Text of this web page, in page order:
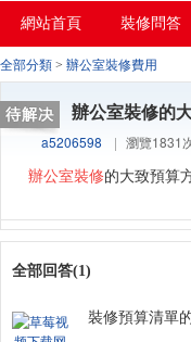
網站首頁 裝修問答
全部分類 > 辦公室裝修費用
辦公室裝修的大
a5206598
| 瀏覽1831
辦公室裝修的大致預算
全部回答(1)
裝修預算清單